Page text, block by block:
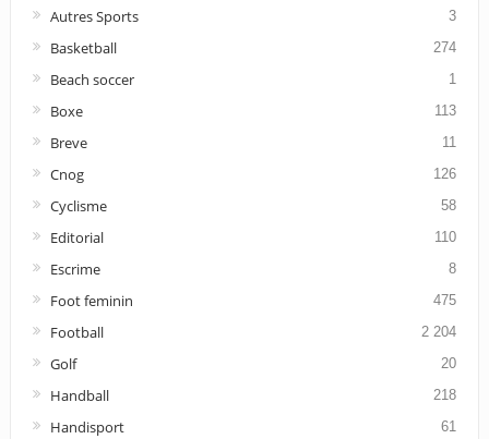
Autres Sports 3
Basketball 274
Beach soccer 1
Boxe 113
Breve 11
Cnog 126
Cyclisme 58
Editorial 110
Escrime 8
Foot feminin 475
Football 2 204
Golf 20
Handball 218
Handisport 61